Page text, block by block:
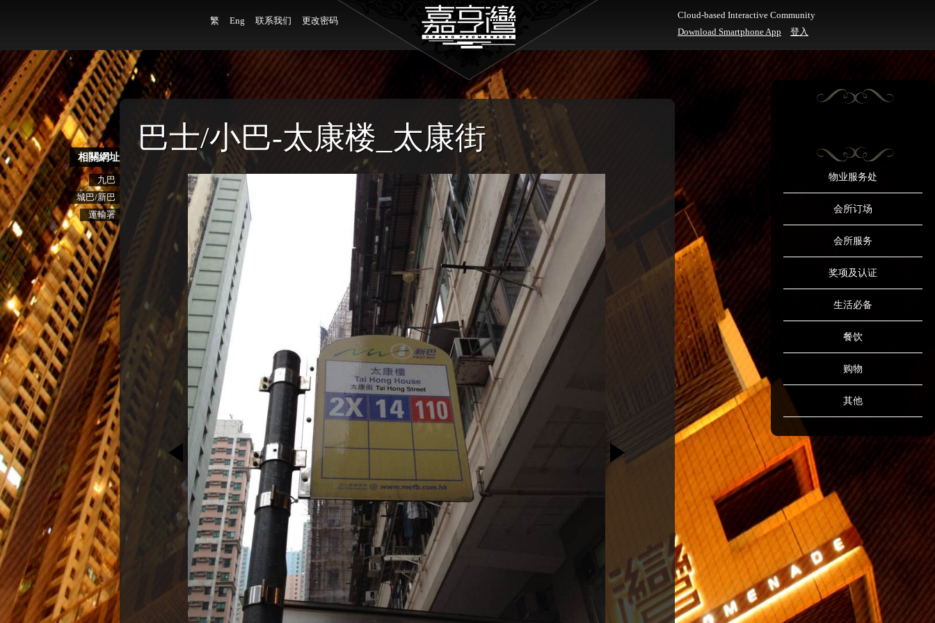
繁 Eng 联系我们 更改密码
Cloud-based Interactive Community
Download Smartphone App
登入
物业服务处
会所订场
会所服务
奖项及认证
生活必备
餐饮
购物
其他
相關網址
九巴
城巴/新巴
運輸署
巴士/小巴-太康楼_太康街